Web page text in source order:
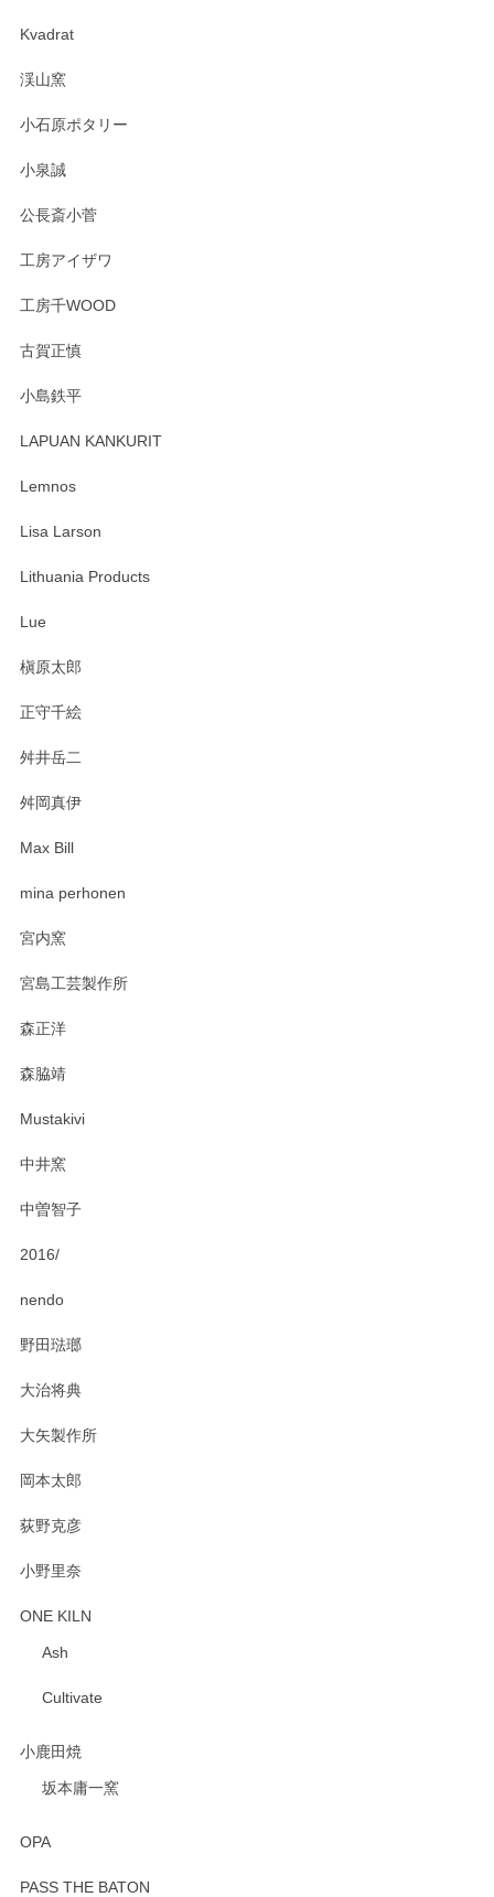
淡いグリーンのカラーがとても可愛いです❤️ ありがとうござ
す。 素敵な湯呑みでとても気に入りました。 発送も早く、
たm(_)m
います。無事に届いたようで安心いたしまし
おかけしました。 ありがとうございます。
Kvadrat
渓山窯
小石原ポタリー
小泉誠
公長斎小菅
工房アイザワ
工房千WOOD
古賀正慎
小島鉄平
LAPUAN KANKURIT
Lemnos
Lisa Larson
Lithuania Products
Lue
槇原太郎
正守千絵
舛井岳二
舛岡真伊
Max Bill
mina perhonen
宮内窯
宮島工芸製作所
森正洋
森脇靖
Mustakivi
中井窯
中曽智子
2016/
nendo
野田琺瑯
大治将典
大矢製作所
岡本太郎
荻野克彦
小野里奈
ONE KILN
Ash
Cultivate
小鹿田焼
坂本庸一窯
OPA
PASS THE BATON